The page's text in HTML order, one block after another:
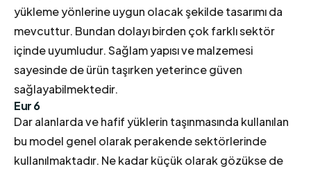
yükleme yönlerine uygun olacak şekilde tasarımı da
mevcuttur. Bundan dolayı birden çok farklı sektör
içinde uyumludur. Sağlam yapısı ve malzemesi
sayesinde de ürün taşırken yeterince güven
sağlayabilmektedir.
Eur 6
Dar alanlarda ve hafif yüklerin taşınmasında kullanılan
bu model genel olarak perakende sektörlerinde
kullanılmaktadır. Ne kadar küçük olarak gözükse de